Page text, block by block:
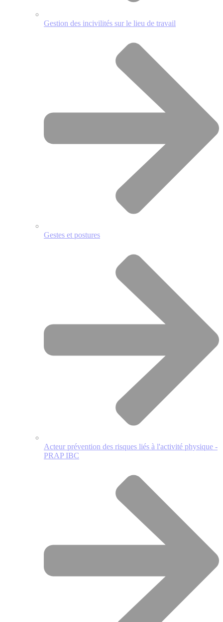
Gestion des incivilités sur le lieu de travail
Gestes et postures
Acteur prévention des risques liés à l'activité physique -
PRAP IBC